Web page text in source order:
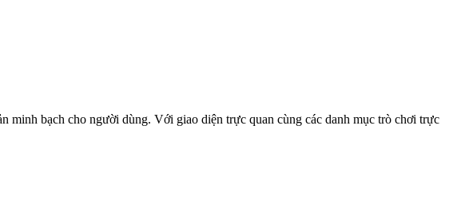
bạch cho người dùng. Với giao diện trực quan cùng các danh mục trò chơi trực